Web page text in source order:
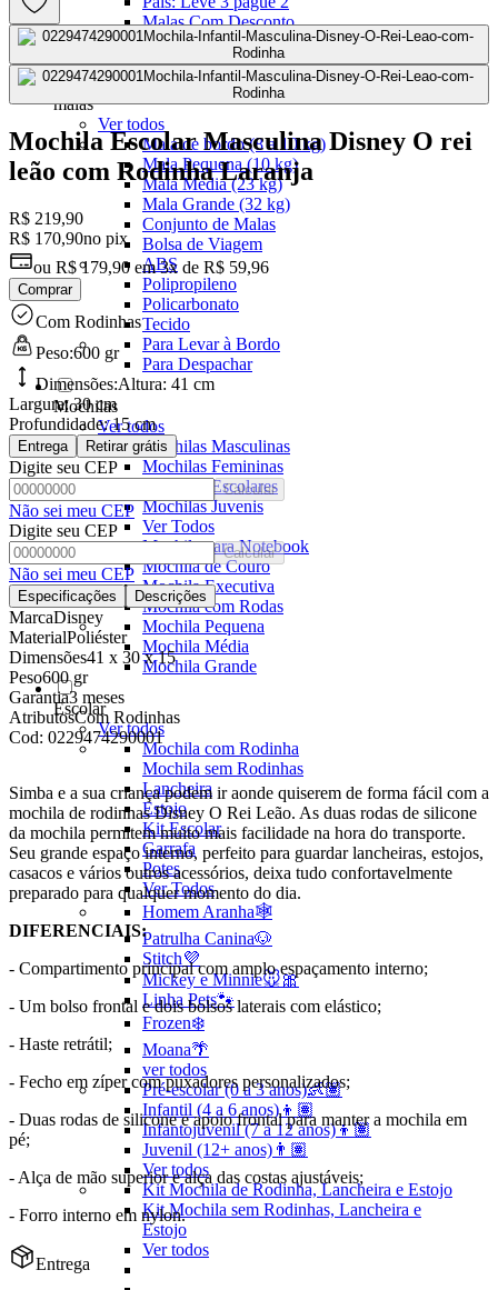
Malas Com Desconto
Últimas unidades
Kits Escolares Com Desconto
malas
Ver todos
Mala de bordo (8 a 10 kg)
Mala Pequena (10 kg)
Mala Média (23 kg)
Mala Grande (32 kg)
Conjunto de Malas
Bolsa de Viagem
ABS
Polipropileno
Policarbonato
Tecido
Para Levar à Bordo
Para Despachar
Mochilas
Ver todos
Mochilas Masculinas
Mochilas Femininas
Mochilas Escolares
Mochilas Juvenis
Ver Todos
Mochila para Notebook
Mochila de Couro
Mochila Executiva
Mochila com Rodas
Mochila Pequena
Mochila Média
Mochila Grande
Escolar
Ver todos
Mochila com Rodinha
Mochila sem Rodinhas
Lancheira
Estojo
Kit Escolar
Garrafa
Potes
Ver Todos
Homem Aranha🕸️
Patrulha Canina🐶
Stitch💜
Mickey e Minnie🐭🎀
Linha Pets🐾
Frozen❄️
Moana🌴
ver todos
Pré-escolar (0 a 3 anos)👶🏽
Infantil (4 a 6 anos)👦🏽
Infantojuvenil (7 a 12 anos)👦🏽
Juvenil (12+ anos)👨🏽
Ver todos
Kit Mochila de Rodinha, Lancheira e Estojo
Kit Mochila sem Rodinhas, Lancheira e
Estojo
Ver todos
Mochila Escolar Masculina Disney O rei
leão com Rodinha Laranja
R$ 219,90
R$ 170,90no pix
ou R$ 179,90 em3x de R$ 59,96
Comprar
Com Rodinhas
Peso:600 gr
Dimensões:Altura: 41 cm
Largura: 30 cm
Profundidade: 15 cm
Entrega Retirar grátis
Digite seu CEP
Calcular
Não sei meu CEP
Digite seu CEP
Calcular
Não sei meu CEP
Especificações Descrições
MarcaDisney
MaterialPoliéster
Dimensões41 x 30 x 15
Peso600 gr
Garantia3 meses
AtributosCom Rodinhas
Cod: 0229474290001
Simba e a sua criança podem ir aonde quiserem de forma fácil com a
mochila de rodinhas Disney O Rei Leão. As duas rodas de silicone
da mochila permitem muito mais facilidade na hora do transporte.
Seu grande espaço interno, perfeito para guardar lancheiras, estojos,
casacos e vários outros acessórios, deixa tudo confortavelmente
preparado para qualquer momento do dia.
DIFERENCIAIS:
- Compartimento principal com amplo espaçamento interno;
- Um bolso frontal e dois bolsos laterais com elástico;
- Haste retrátil;
- Fecho em zíper com puxadores personalizados;
- Duas rodas de silicone e apoio frontal para manter a mochila em
pé;
- Alça de mão superior e alça das costas ajustáveis;
- Forro interno em nylon.
Entrega